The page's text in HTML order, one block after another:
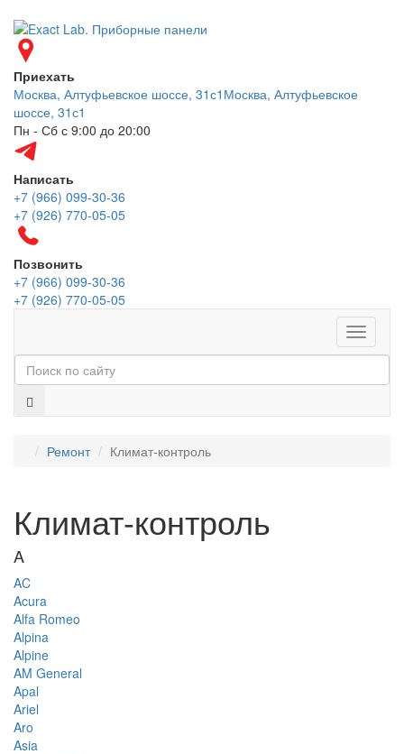
Приехать
Москва, Алтуфьевское шоссе, 31с1 Москва, Алтуфьевское
шоссе, 31с1
Пн - Сб с 9:00 до 20:00
Написать
+7 (966) 099-30-36
+7 (926) 770-05-05
Позвонить
+7 (966) 099-30-36
+7 (926) 770-05-05
Меню
Ремонт Климат-контроль
Климат-контроль
A
AC
Acura
Alfa Romeo
Alpina
Alpine
AM General
Apal
Ariel
Aro
Asia